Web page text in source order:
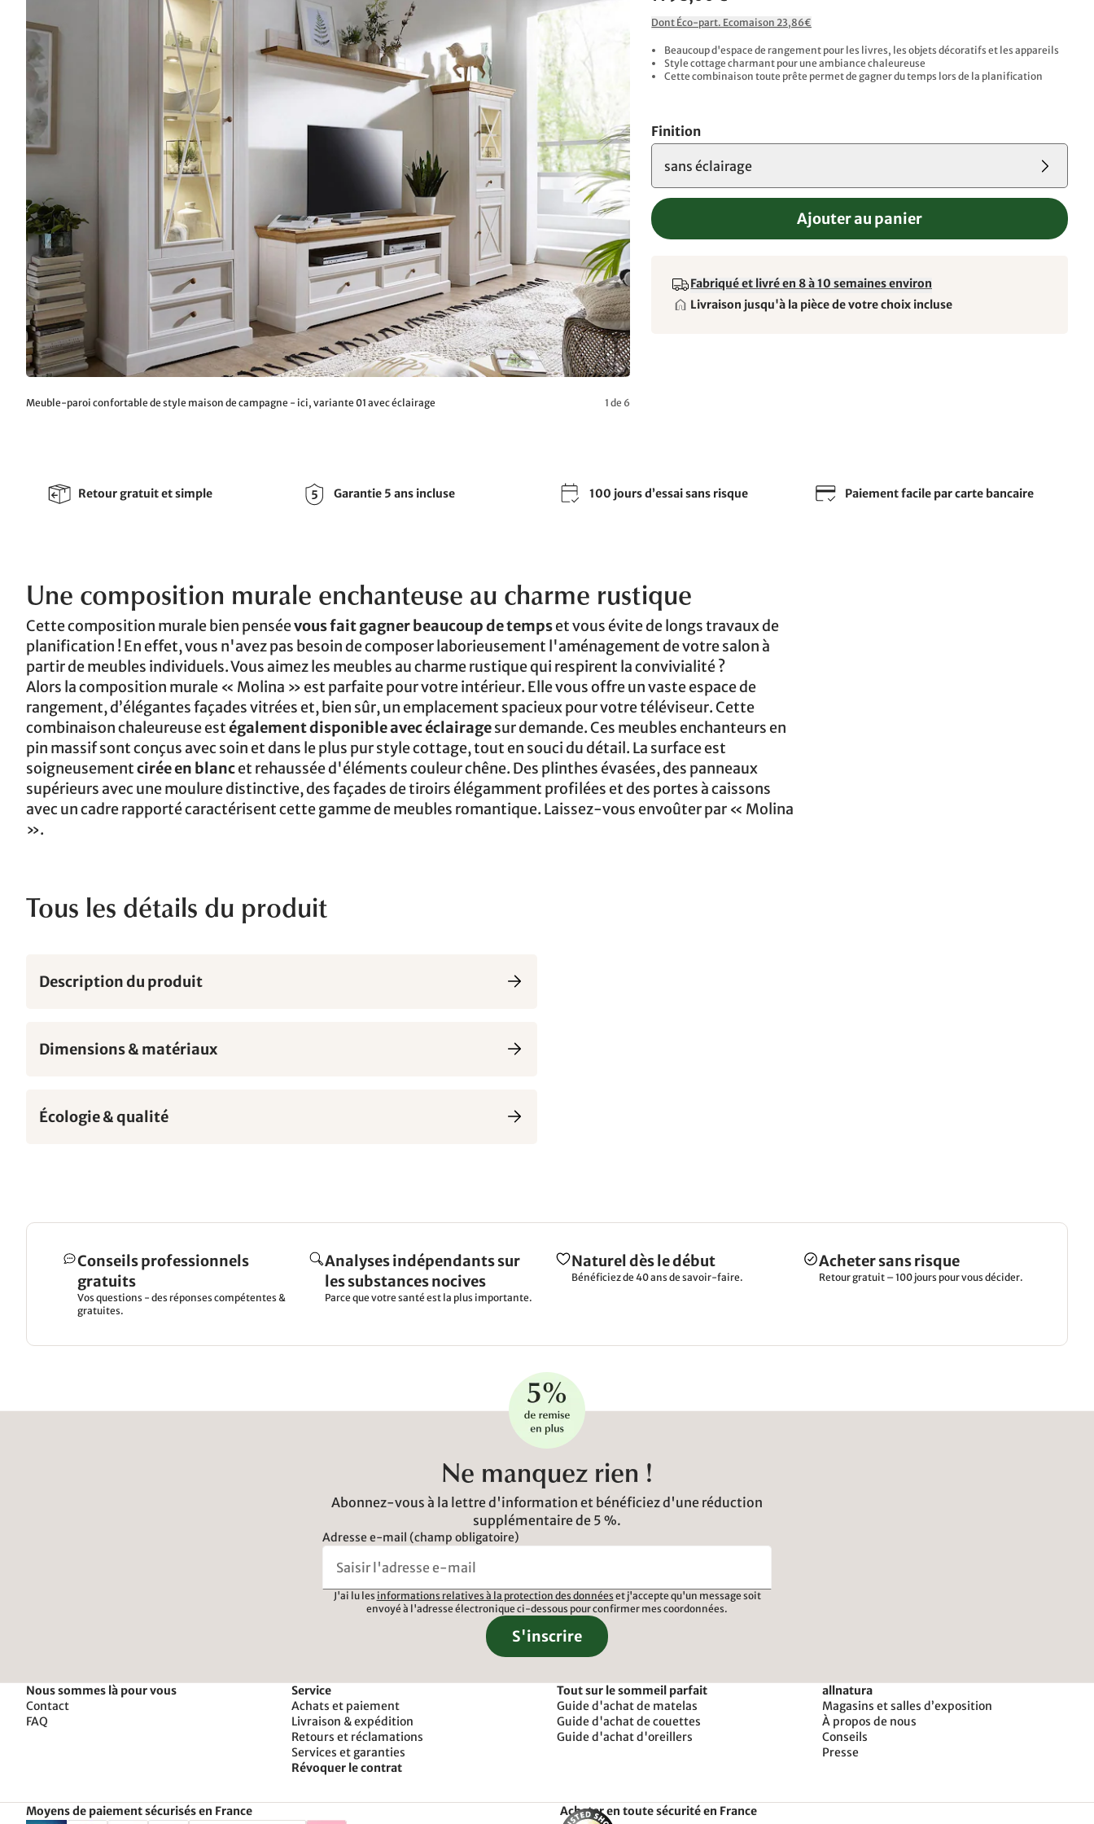
Meuble-paroi confortable de style maison de campagne - ici, variante 01 avec éclairage 1 de 6
Dont Éco-part. Ecomaison 23,86€
Beaucoup d'espace de rangement pour les livres, les objets décoratifs et les appareils
Style cottage charmant pour une ambiance chaleureuse
Cette combinaison toute prête permet de gagner du temps lors de la planification
Finition
sans éclairage
Ajouter au panier
Fabriqué et livré en 8 à 10 semaines environ
Livraison jusqu'à la pièce de votre choix incluse
Retour gratuit et simple Garantie 5 ans incluse 100 jours d’essai sans risque Paiement facile par carte bancaire
Une composition murale enchanteuse au charme rustique
Cette composition murale bien penséevous fait gagner beaucoup de tempset vous évite de longs travaux de
planification ! En effet, vous n'avez pas besoin de composer laborieusement l'aménagement de votre salon à
partir de meubles individuels. Vous aimez les meubles au charme rustique qui respirent la convivialité ?
Alors la composition murale « Molina » est parfaite pour votre intérieur. Elle vous offre un vaste espace de
rangement, d’élégantes façades vitrées et, bien sûr, un emplacement spacieux pour votre téléviseur. Cette
combinaison chaleureuse estégalement disponible avec éclairagesur demande. Ces meubles enchanteurs en
pin massif sont conçus avec soin et dans le plus pur style cottage, tout en souci du détail. La surface est
soigneusementcirée en blancet rehaussée d'éléments couleur chêne. Des plinthes évasées, des panneaux
supérieurs avec une moulure distinctive, des façades de tiroirs élégamment profilées et des portes à caissons
avec un cadre rapporté caractérisent cette gamme de meubles romantique. Laissez-vous envoûter par « Molina
».
Tous les détails du produit
Description du produit
Dimensions & matériaux
Écologie & qualité
Conseils professionnels
gratuits
Vos questions - des réponses compétentes &
gratuites.
Analyses indépendants sur
les substances nocives
Parce que votre santé est la plus importante.
Naturel dès le début
Bénéficiez de 40 ans de savoir-faire.
Acheter sans risque
Retour gratuit – 100 jours pour vous décider.
Ne manquez rien !
Abonnez-vous à la lettre d'information et bénéficiez d'une réduction
supplémentaire de 5 %.
Adresse e-mail (champ obligatoire)
J'ai lu les informations relatives à la protection des données et j'accepte qu'un message soit
envoyé à l'adresse électronique ci-dessous pour confirmer mes coordonnées.
S'inscrire
Nous sommes là pour vous
Contact
FAQ
Service
Achats et paiement
Livraison & expédition
Retours et réclamations
Services et garanties
Révoquer le contrat
Tout sur le sommeil parfait
Guide d'achat de matelas
Guide d'achat de couettes
Guide d'achat d'oreillers
allnatura
Magasins et salles d’exposition
À propos de nous
Conseils
Presse
Moyens de paiement sécurisés en France Acheter en toute sécurité en France